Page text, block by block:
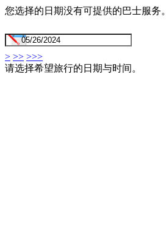
您选择的日期没有可提供的巴士服务
> >> >>>
请选择希望旅行的日期与时间。